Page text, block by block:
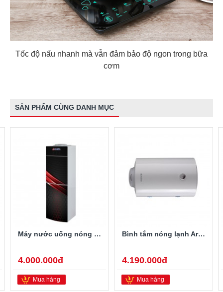
Tốc độ nấu nhanh mà vẫn đảm bảo độ ngon trong bữa
cơm
SẢN PHẨM CÙNG DANH MỤC
Máy nước uống nóng lạnh Alaska R-80
4.000.000đ
Mua hàng
Bình tắm nóng lạnh Ariston PRO-R40SH 2.5FE 40 Lít
4.190.000đ
Mua hàng